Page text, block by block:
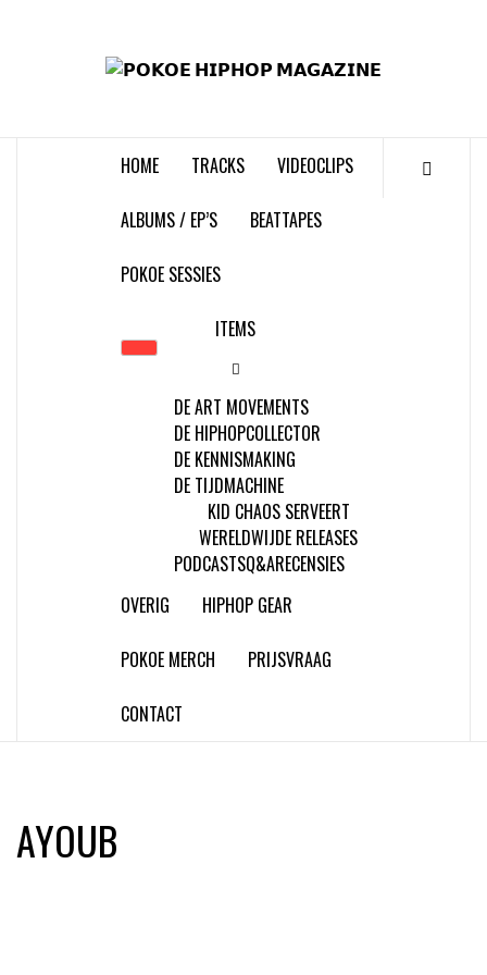
HOME TRACKS VIDEOCLIPS
ALBUMS / EP’S BEATTAPES
POKOE SESSIES
ITEMS
DE ART MOVEMENTS
DE HIPHOPCOLLECTOR
DE KENNISMAKING
DE TIJDMACHINE
KID CHAOS SERVEERT
WERELDWIJDE RELEASES
PODCASTSQ&ARECENSIES
OVERIG
HIPHOP GEAR
POKOE MERCH PRIJSVRAAG
CONTACT
AYOUB